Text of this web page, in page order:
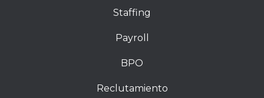
Staffing
Payroll
BPO
Reclutamiento